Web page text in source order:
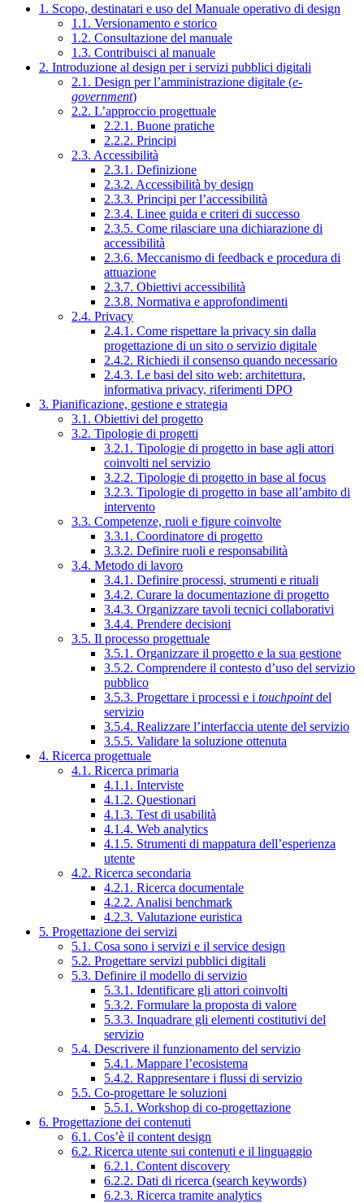
1. Scopo, destinatari e uso del Manuale operativo di design
1.1. Versionamento e storico
1.2. Consultazione del manuale
1.3. Contribuisci al manuale
2. Introduzione al design per i servizi pubblici digitali
2.1. Design per l’amministrazione digitale (e-
government)
2.2. L’approccio progettuale
2.2.1. Buone pratiche
2.2.2. Principi
2.3. Accessibilità
2.3.1. Definizione
2.3.2. Accessibilità by design
2.3.3. Principi per l’accessibilità
2.3.4. Linee guida e criteri di successo
2.3.5. Come rilasciare una dichiarazione di
accessibilità
2.3.6. Meccanismo di feedback e procedura di
attuazione
2.3.7. Obiettivi accessibilità
2.3.8. Normativa e approfondimenti
2.4. Privacy
2.4.1. Come rispettare la privacy sin dalla
progettazione di un sito o servizio digitale
2.4.2. Richiedi il consenso quando necessario
2.4.3. Le basi del sito web: architettura,
informativa privacy, riferimenti DPO
3. Pianificazione, gestione e strategia
3.1. Obiettivi del progetto
3.2. Tipologie di progetti
3.2.1. Tipologie di progetto in base agli attori
coinvolti nel servizio
3.2.2. Tipologie di progetto in base al focus
3.2.3. Tipologie di progetto in base all’ambito di
intervento
3.3. Competenze, ruoli e figure coinvolte
3.3.1. Coordinatore di progetto
3.3.2. Definire ruoli e responsabilità
3.4. Metodo di lavoro
3.4.1. Definire processi, strumenti e rituali
3.4.2. Curare la documentazione di progetto
3.4.3. Organizzare tavoli tecnici collaborativi
3.4.4. Prendere decisioni
3.5. Il processo progettuale
3.5.1. Organizzare il progetto e la sua gestione
3.5.2. Comprendere il contesto d’uso del servizio
pubblico
3.5.3. Progettare i processi e i touchpointdel
servizio
3.5.4. Realizzare l’interfaccia utente del servizio
3.5.5. Validare la soluzione ottenuta
4. Ricerca progettuale
4.1. Ricerca primaria
4.1.1. Interviste
4.1.2. Questionari
4.1.3. Test di usabilità
4.1.4. Web analytics
4.1.5. Strumenti di mappatura dell’esperienza
utente
4.2. Ricerca secondaria
4.2.1. Ricerca documentale
4.2.2. Analisi benchmark
4.2.3. Valutazione euristica
5. Progettazione dei servizi
5.1. Cosa sono i servizi e il service design
5.2. Progettare servizi pubblici digitali
5.3. Definire il modello di servizio
5.3.1. Identificare gli attori coinvolti
5.3.2. Formulare la proposta di valore
5.3.3. Inquadrare gli elementi costitutivi del
servizio
5.4. Descrivere il funzionamento del servizio
5.4.1. Mappare l’ecosistema
5.4.2. Rappresentare i flussi di servizio
5.5. Co-progettare le soluzioni
5.5.1. Workshop di co-progettazione
6. Progettazione dei contenuti
6.1. Cos’è il content design
6.2. Ricerca utente sui contenuti e il linguaggio
6.2.1. Content discovery
6.2.2. Dati di ricerca (search keywords)
6.2.3. Ricerca tramite analytics